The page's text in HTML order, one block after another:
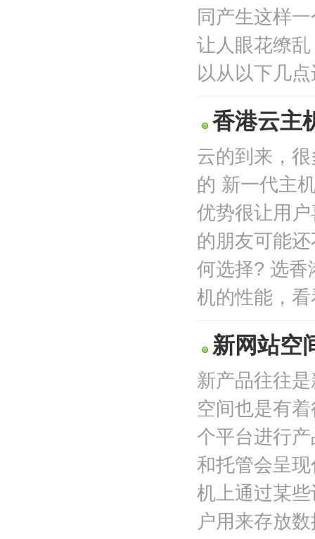
同产生这样
让人眼花缭
以从以下几
香港云主
云的到来，
的 新一代主
优势很让用
的朋友可能
何选择? 选香
机的性能，
新网站空
新产品往往
空间也是有
个平台进行
和托管会呈
机上通过某
户用来存放